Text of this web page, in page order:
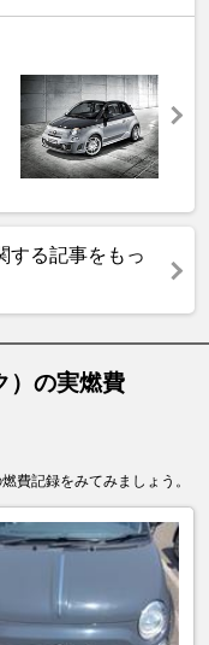
する記事をもっ
）の実燃費
費記録をみてみましょう。